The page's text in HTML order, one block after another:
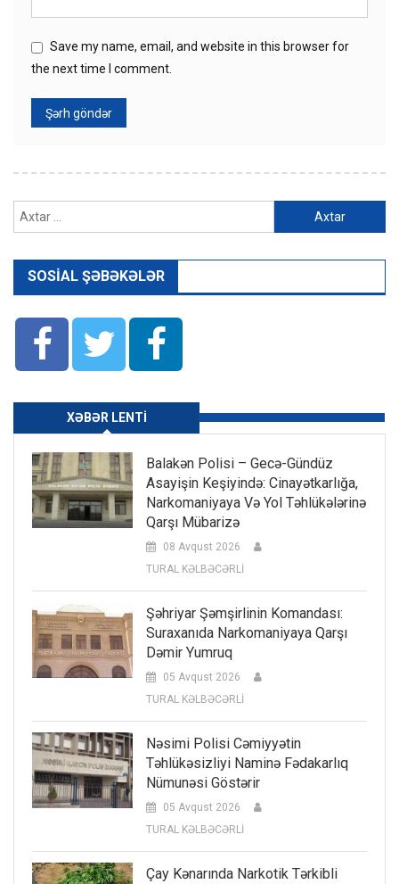
Save my name, email, and website in this browser for
the next time I comment.
SOSIAL ŞƏBƏKƏLƏR
XƏBƏR LENTI
Balakən Polisi – Gecə-Gündüz
Asayişin Keşiyində: Cinayətkarlığa,
Narkomaniyaya Və Yol Təhlükələrinə
Qarşı Mübarizə
08 Avqust 2026
TURAL KƏLBƏCƏRLİ
Şəhriyar Şəmşirlinin Komandası:
Suraxanıda Narkomaniyaya Qarşı
Dəmir Yumruq
05 Avqust 2026
TURAL KƏLBƏCƏRLİ
Nəsimi Polisi Cəmiyyətin
Təhlükəsizliyi Naminə Fədakarlıq
Nümunəsi Göstərir
05 Avqust 2026
TURAL KƏLBƏCƏRLİ
Çay Kənarında Narkotik Tərkibli